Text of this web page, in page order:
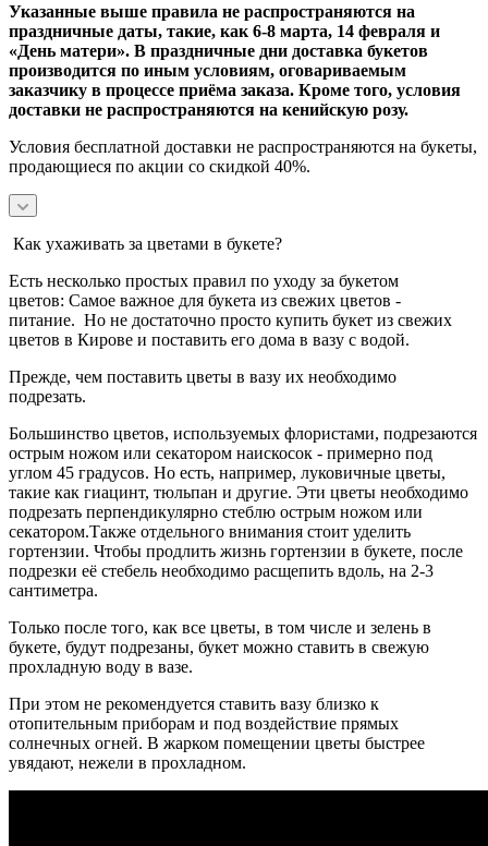
Указанные выше правила не распространяются на
праздничные даты, такие, как 6-8 марта, 14 февраля и
«День матери». В праздничные дни доставка букетов
производится по иным условиям, оговариваемым
заказчику в процессе приёма заказа. Кроме того, условия
доставки не распространяются на кенийскую розу.
Условия бесплатной доставки не распространяются на букеты,
продающиеся по акции со скидкой 40%.
Как ухаживать за цветами в букете?
Есть несколько простых правил по уходу за букетом
цветов: Самое важное для букета из свежих цветов -
питание. Но не достаточно просто купить букет из свежих
цветов в Кирове и поставить его дома в вазу с водой.
Прежде, чем поставить цветы в вазу их необходимо
подрезать.
Большинство цветов, используемых флористами, подрезаются
острым ножом или секатором наискосок - примерно под
углом 45 градусов. Но есть, например, луковичные цветы,
такие как гиацинт, тюльпан и другие. Эти цветы необходимо
подрезать перпендикулярно стеблю острым ножом или
секатором.Также отдельного внимания стоит уделить
гортензии. Чтобы продлить жизнь гортензии в букете, после
подрезки её стебель необходимо расщепить вдоль, на 2-3
сантиметра.
Только после того, как все цветы, в том числе и зелень в
букете, будут подрезаны, букет можно ставить в свежую
прохладную воду в вазе.
При этом не рекомендуется ставить вазу близко к
отопительным приборам и под воздействие прямых
солнечных огней. В жарком помещении цветы быстрее
увядают, нежели в прохладном.